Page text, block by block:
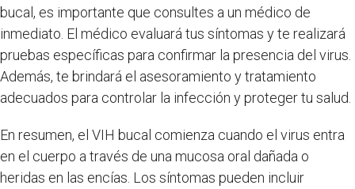
bucal, es importante que consultes a un médico de
inmediato. El médico evaluará tus síntomas y te realizará
pruebas específicas para confirmar la presencia del virus.
Además, te brindará el asesoramiento y tratamiento
adecuados para controlar la infección y proteger tu salud.
En resumen, el VIH bucal comienza cuando el virus entra
en el cuerpo a través de una mucosa oral dañada o
heridas en las encías. Los síntomas pueden incluir